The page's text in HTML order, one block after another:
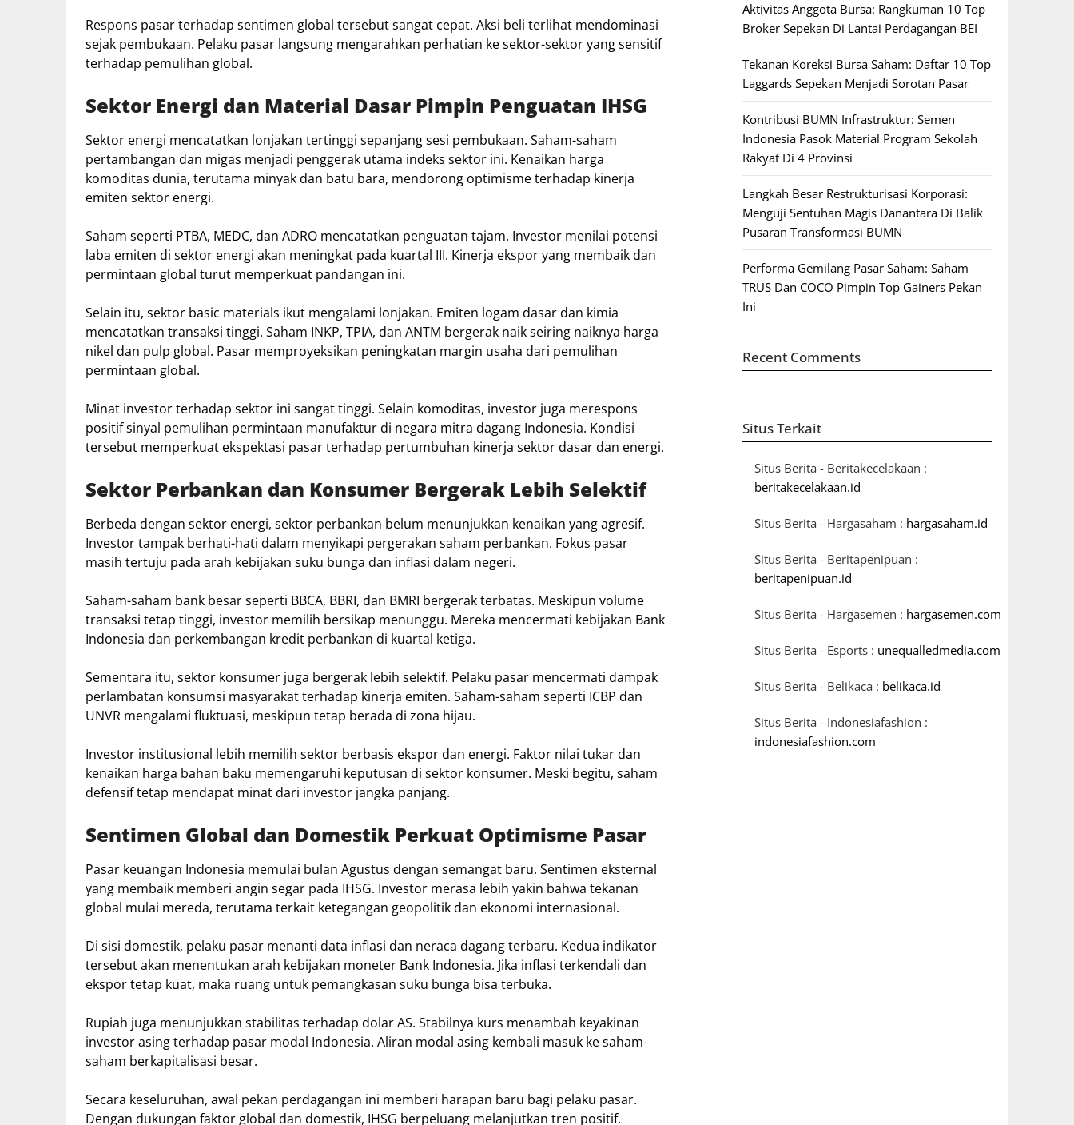
Respons pasar terhadap sentimen global tersebut sangat cepat. Aksi beli terlihat mendominasi
sejak pembukaan. Pelaku pasar langsung mengarahkan perhatian ke sektor-sektor yang sensitif
terhadap pemulihan global.
Sektor Energi dan Material Dasar Pimpin Penguatan IHSG
Sektor energi mencatatkan lonjakan tertinggi sepanjang sesi pembukaan. Saham-saham
pertambangan dan migas menjadi penggerak utama indeks sektor ini. Kenaikan harga
komoditas dunia, terutama minyak dan batu bara, mendorong optimisme terhadap kinerja
emiten sektor energi.
Saham seperti PTBA, MEDC, dan ADRO mencatatkan penguatan tajam. Investor menilai potensi
laba emiten di sektor energi akan meningkat pada kuartal III. Kinerja ekspor yang membaik dan
permintaan global turut memperkuat pandangan ini.
Selain itu, sektor basic materials ikut mengalami lonjakan. Emiten logam dasar dan kimia
mencatatkan transaksi tinggi. Saham INKP, TPIA, dan ANTM bergerak naik seiring naiknya harga
nikel dan pulp global. Pasar memproyeksikan peningkatan margin usaha dari pemulihan
permintaan global.
Minat investor terhadap sektor ini sangat tinggi. Selain komoditas, investor juga merespons
positif sinyal pemulihan permintaan manufaktur di negara mitra dagang Indonesia. Kondisi
tersebut memperkuat ekspektasi pasar terhadap pertumbuhan kinerja sektor dasar dan energi.
Sektor Perbankan dan Konsumer Bergerak Lebih Selektif
Berbeda dengan sektor energi, sektor perbankan belum menunjukkan kenaikan yang agresif.
Investor tampak berhati-hati dalam menyikapi pergerakan saham perbankan. Fokus pasar
masih tertuju pada arah kebijakan suku bunga dan inflasi dalam negeri.
Saham-saham bank besar seperti BBCA, BBRI, dan BMRI bergerak terbatas. Meskipun volume
transaksi tetap tinggi, investor memilih bersikap menunggu. Mereka mencermati kebijakan Bank
Indonesia dan perkembangan kredit perbankan di kuartal ketiga.
Sementara itu, sektor konsumer juga bergerak lebih selektif. Pelaku pasar mencermati dampak
perlambatan konsumsi masyarakat terhadap kinerja emiten. Saham-saham seperti ICBP dan
UNVR mengalami fluktuasi, meskipun tetap berada di zona hijau.
Investor institusional lebih memilih sektor berbasis ekspor dan energi. Faktor nilai tukar dan
kenaikan harga bahan baku memengaruhi keputusan di sektor konsumer. Meski begitu, saham
defensif tetap mendapat minat dari investor jangka panjang.
Sentimen Global dan Domestik Perkuat Optimisme Pasar
Pasar keuangan Indonesia memulai bulan Agustus dengan semangat baru. Sentimen eksternal
yang membaik memberi angin segar pada IHSG. Investor merasa lebih yakin bahwa tekanan
global mulai mereda, terutama terkait ketegangan geopolitik dan ekonomi internasional.
Di sisi domestik, pelaku pasar menanti data inflasi dan neraca dagang terbaru. Kedua indikator
tersebut akan menentukan arah kebijakan moneter Bank Indonesia. Jika inflasi terkendali dan
ekspor tetap kuat, maka ruang untuk pemangkasan suku bunga bisa terbuka.
Rupiah juga menunjukkan stabilitas terhadap dolar AS. Stabilnya kurs menambah keyakinan
investor asing terhadap pasar modal Indonesia. Aliran modal asing kembali masuk ke saham-
saham berkapitalisasi besar.
Secara keseluruhan, awal pekan perdagangan ini memberi harapan baru bagi pelaku pasar.
Dengan dukungan faktor global dan domestik, IHSG berpeluang melanjutkan tren positif.
Aktivitas Anggota Bursa: Rangkuman 10 Top
Broker Sepekan Di Lantai Perdagangan BEI
Tekanan Koreksi Bursa Saham: Daftar 10 Top
Laggards Sepekan Menjadi Sorotan Pasar
Kontribusi BUMN Infrastruktur: Semen
Indonesia Pasok Material Program Sekolah
Rakyat Di 4 Provinsi
Langkah Besar Restrukturisasi Korporasi:
Menguji Sentuhan Magis Danantara Di Balik
Pusaran Transformasi BUMN
Performa Gemilang Pasar Saham: Saham
TRUS Dan COCO Pimpin Top Gainers Pekan
Ini
Recent Comments
Situs Terkait
Situs Berita - Beritakecelakaan :
beritakecelakaan.id
Situs Berita - Hargasaham : hargasaham.id
Situs Berita - Beritapenipuan :
beritapenipuan.id
Situs Berita - Hargasemen : hargasemen.com
Situs Berita - Esports : unequalledmedia.com
Situs Berita - Belikaca : belikaca.id
Situs Berita - Indonesiafashion :
indonesiafashion.com